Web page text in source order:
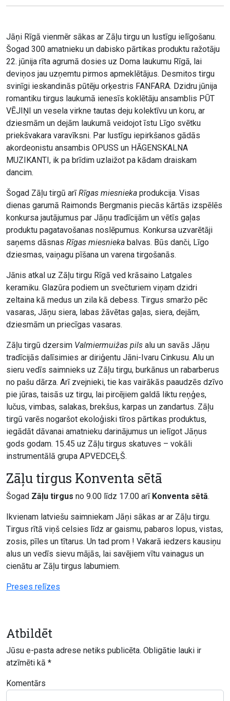
Jāņi Rīgā vienmēr sākas ar Zāļu tirgu un lustīgu ielīgošanu.
Šogad 300 amatnieku un dabisko pārtikas produktu ražotāju
22. jūnija rīta agrumā dosies uz Doma laukumu Rīgā, lai
deviņos jau uzņemtu pirmos apmeklētājus. Desmitos tirgu
svinīgi ieskandinās pūtēju orķestris FANFARA. Dzidru jūnija
romantiku tirgus laukumā ienesīs koklētāju ansamblis PŪT
VĒJIŅI un vesela virkne tautas deju kolektīvu un koru, ar
dziesmām un dejām laukumā veidojot īstu Līgo svētku
priekšvakara varavīksni. Par lustīgu iepirkšanos gādās
akordeonistu ansambis OPUSS un HĀGENSKALNA
MUZIKANTI, ik pa brīdim uzlaižot pa kādam draiskam
dancim.
Šogad Zāļu tirgū arīRīgas miesnieka produkcija. Visas
dienas garumā Raimonds Bergmanis piecās kārtās izspēlēs
konkursa jautājumus par Jāņu tradīcijām un vētīs gaļas
produktu pagatavošanas noslēpumus. Konkursa uzvarētāji
saņems dāsnas Rīgas miesnieka balvas. Būs danči, Līgo
dziesmas, vaiņagu pīšana un varena tirgošanās.
Jānis atkal uz Zāļu tirgu Rīgā ved krāsaino Latgales
keramiku. Glazūra podiem un svečturiem viņam dzidri
zeltaina kā medus un zila kā debess. Tirgus smaržo pēc
vasaras, Jāņu siera, labas žāvētas gaļas, siera, dejām,
dziesmām un priecīgas vasaras.
Zāļu tirgū dzersim Valmiermuižas pils alu un savās Jāņu
tradīcijās dalīsimies ar diriģentu Jāni-Ivaru Cinkusu. Alu un
sieru vedīs saimnieks uz Zāļu tirgu, burkānus un rabarberus
no pašu dārza. Arī zvejnieki, tie kas vairākās paaudzēs dzīvo
pie jūras, taisās uz tirgu, lai pircējiem galdā liktu reņģes,
lučus, vimbas, salakas, brekšus, karpas un zandartus. Zāļu
tirgū varēs nogaršot ekoloģiski tīros pārtikas produktus,
iegādāt dāvanai amatnieku darinājumus un ielīgot Jāņus
gods godam. 15.45 uz Zāļu tirgus skatuves – vokāli
instrumentālā grupa APVEDCEĻŠ.
Zāļu tirgus Konventa sētā
Šogad Zāļu tirgus no 9.00 līdz 17.00 arī Konventa sētā.
Ikvienam latviešu saimniekam Jāņi sākas ar ar Zāļu tirgu.
Tirgus rītā viņš celsies līdz ar gaismu, pabaros lopus, vistas,
zosis, pīles un tītarus. Un tad prom ! Vakarā iedzers kausiņu
alus un vedīs sievu mājās, lai savējiem vītu vainagus un
cienātu ar Zāļu tirgus labumiem.
Preses relīzes
Atbildēt
Jūsu e-pasta adrese netiks publicēta. Obligātie lauki ir
atzīmēti kā *
Komentārs